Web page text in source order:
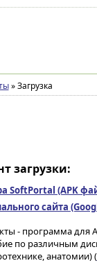
»Загрузка
загрузки:
SoftPortal (APK
сайта
- программа для
по различным
анатомии) (